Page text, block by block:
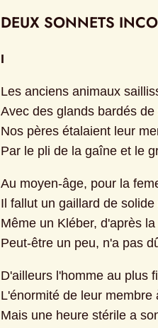
DEUX SONNETS
I
Les anciens animaux
Avec des glands bardés
Nos pères étalaient leur
Par le pli de la gaîne et le
Au moyen-âge, pour la
Il fallut un gaillard de solide
Même un Kléber, d'après
Peut-être un peu, n'a pas
D'ailleurs l'homme au plus
L'énormité de leur membre
Mais une heure stérile a